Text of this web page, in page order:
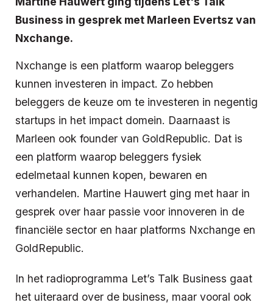
Business in gesprek met Marleen Evertsz van
Nxchange.
Nxchange is een platform waarop beleggers
kunnen investeren in impact. Zo hebben
beleggers de keuze om te investeren in negentig
startups in het impact domein. Daarnaast is
Marleen ook founder van GoldRepublic. Dat is
een platform waarop beleggers fysiek
edelmetaal kunnen kopen, bewaren en
verhandelen. Martine Hauwert ging met haar in
gesprek over haar passie voor innoveren in de
financiële sector en haar platforms Nxchange en
GoldRepublic.
In het radioprogramma Let’s Talk Business gaat
het uiteraard over de business, maar vooral ook